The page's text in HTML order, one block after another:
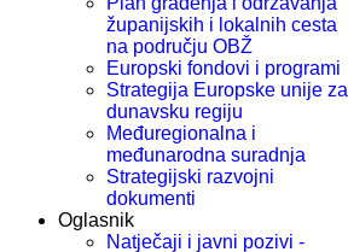
županijskih i lokalnih cesta
na području OBŽ
Europski fondovi i programi
Strategija Europske unije za
dunavsku regiju
Međuregionalna i
međunarodna suradnja
Strategijski razvojni
dokumenti
Oglasnik
Natječaji i javni pozivi -